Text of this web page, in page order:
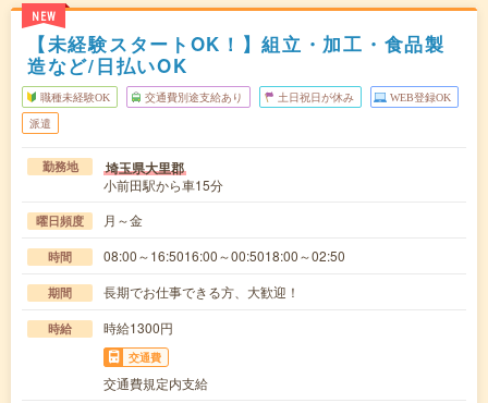
NEW
【未経験スタートOK！】組立・加工・食品製
造など/日払いOK
職種未経験OK 交通費別途支給あり 土日祝日が休み WEB登録OK
派遣
勤務地 埼玉県大里郡
小前田駅から車15分
曜日頻度 月～金
時間 08:00～16:5016:00～00:5018:00～02:50
期間 長期でお仕事できる方、大歓迎！
時給 時給1300円
交通費
交通費規定内支給